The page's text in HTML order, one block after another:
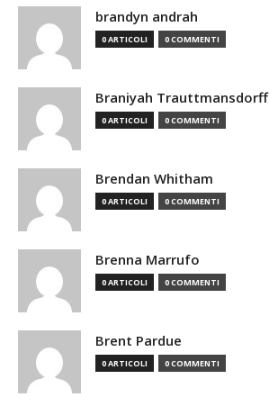
brandyn andrah
0 ARTICOLI 0 COMMENTI
Braniyah Trauttmansdorff
0 ARTICOLI 0 COMMENTI
Brendan Whitham
0 ARTICOLI 0 COMMENTI
Brenna Marrufo
0 ARTICOLI 0 COMMENTI
Brent Pardue
0 ARTICOLI 0 COMMENTI